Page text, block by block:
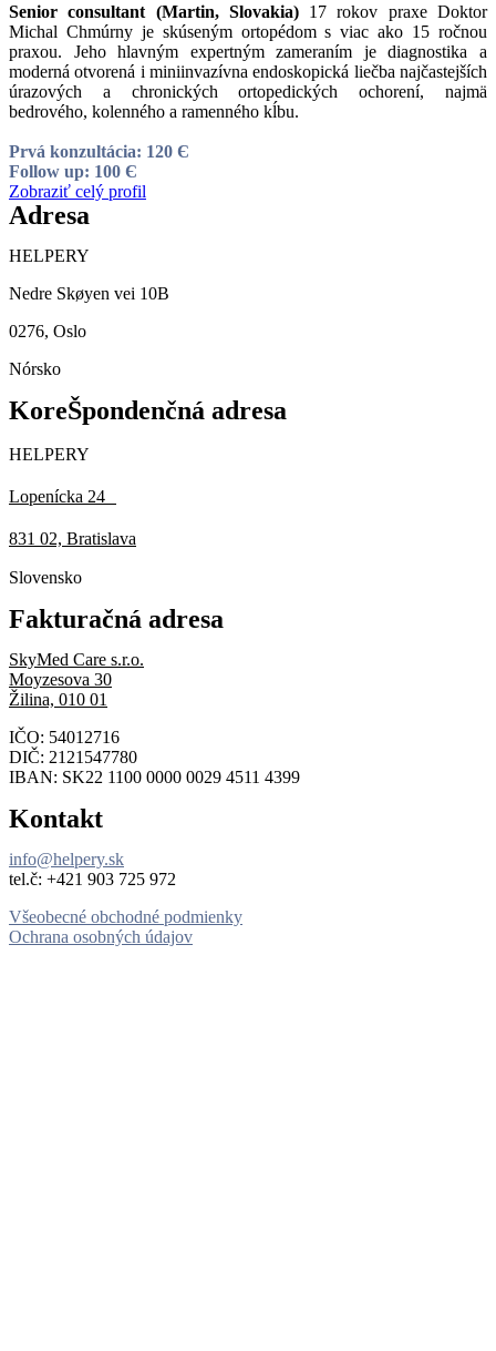
Senior consultant (Martin, Slovakia)17 rokov praxe Doktor
Michal Chmúrny je skúseným ortopédom s viac ako 15 ročnou
praxou. Jeho hlavným expertným zameraním je diagnostika a
moderná otvorená i miniinvazívna endoskopická liečba najčastejších
úrazových a chronických ortopedických ochorení, najmä
bedrového, kolenného a ramenného kĺbu.
Prvá konzultácia: 120 Є
Follow up: 100 Є
Zobraziť celý profil
Adresa
HELPERY
Nedre Skøyen vei 10B
0276, Oslo
Nórsko
KoreŠpondenčná adresa
HELPERY
Lopenícka 24
831 02, Bratislava
Slovensko
Fakturačná adresa
SkyMed Care s.r.o.
Moyzesova 30
Žilina, 010 01
IČO: 54012716
DIČ: 2121547780
IBAN: SK22 1100 0000 0029 4511 4399
Kontakt
info@helpery.sk
tel.č: ‪+421 903 725 972
Všeobecné obchodné podmienky
Ochrana osobných údajov